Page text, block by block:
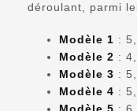
déroulant, parmi
Modèle 1 :
Modèle 2 :
Modèle 3 :
Modèle 4 :